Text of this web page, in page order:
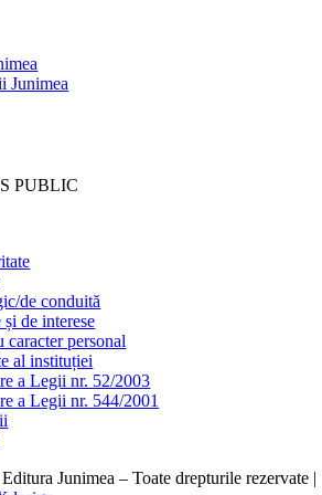
Junimea
PUBLIC
de conduită
de interese
caracter personal
al instituției
a Legii nr. 52/2003
a Legii nr. 544/2001
Junimea – Toate drepturile rezervate |